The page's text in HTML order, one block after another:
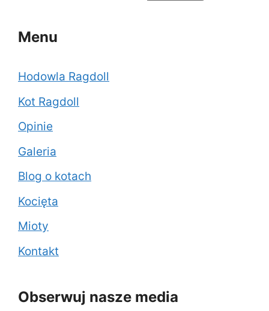
Menu
Hodowla Ragdoll
Kot Ragdoll
Opinie
Galeria
Blog o kotach
Kocięta
Mioty
Kontakt
Obserwuj nasze media